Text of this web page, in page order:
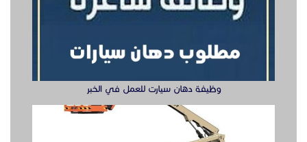
تصنيع صناديق وهياكل سيارات الشرقية